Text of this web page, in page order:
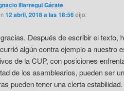
Illarregui Gárate
12 abril, 2018 a las 18:56dijo:
Después de escribir el texto,
algún contra ejemplo a nuestro
de la CUP, con posiciones
de los asamblearios, pueden ser
pueden tener una cierta estabilidad.